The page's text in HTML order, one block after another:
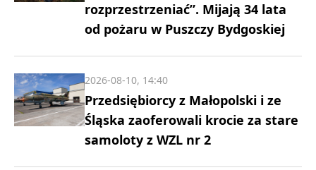
rozprzestrzeniać”. Mijają 34 lata
od pożaru w Puszczy Bydgoskiej
Przedsiębiorcy z Małopolski i ze
Śląska zaoferowali krocie za stare
samoloty z WZL nr 2
2026-08-10, 14:40